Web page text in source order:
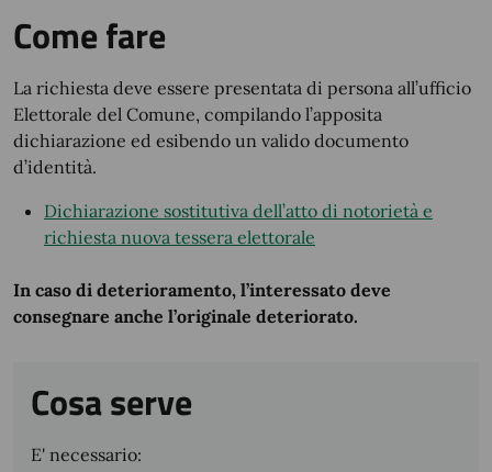
Come fare
La richiesta deve essere presentata di persona all’ufficio
Elettorale del Comune, compilando l’apposita
dichiarazione ed esibendo un valido documento
d’identità.
Dichiarazione sostitutiva dell’atto di notorietà e
richiesta nuova tessera elettorale
In caso di deterioramento, l’interessato deve
consegnare anche l’originale deteriorato.
Cosa serve
E' necessario: